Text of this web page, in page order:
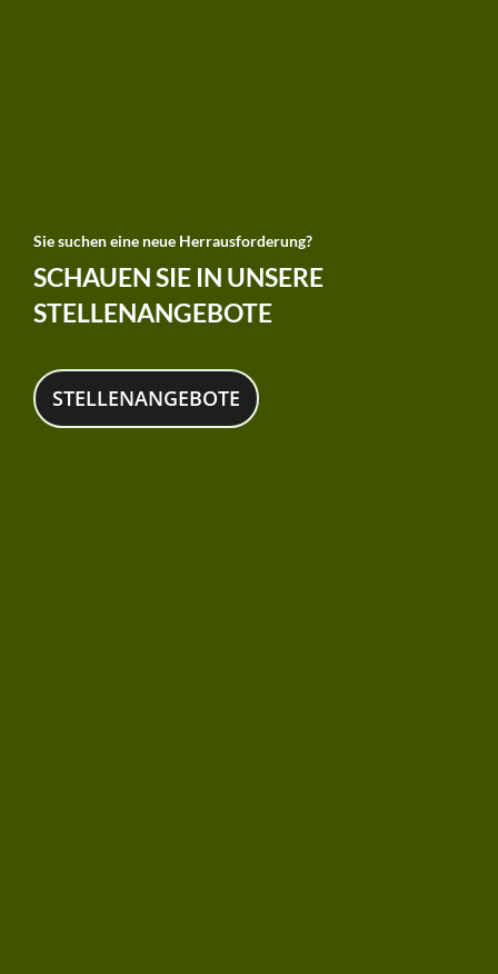
Sie suchen eine neue Herrausforderung?
SCHAUEN SIE IN UNSERE
STELLENANGEBOTE
STELLENANGEBOTE